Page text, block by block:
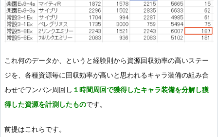
これ何のデータか、というと経験則から資源回収効率の高いステー
ジを、各種資源毎に回収効率が高いと思われるキャラ装備の組み合
わせでワンパン周回し １時間周回で獲得したキャラ装備を分解し獲
得した資源を計測したものです。
前提はこれらです。